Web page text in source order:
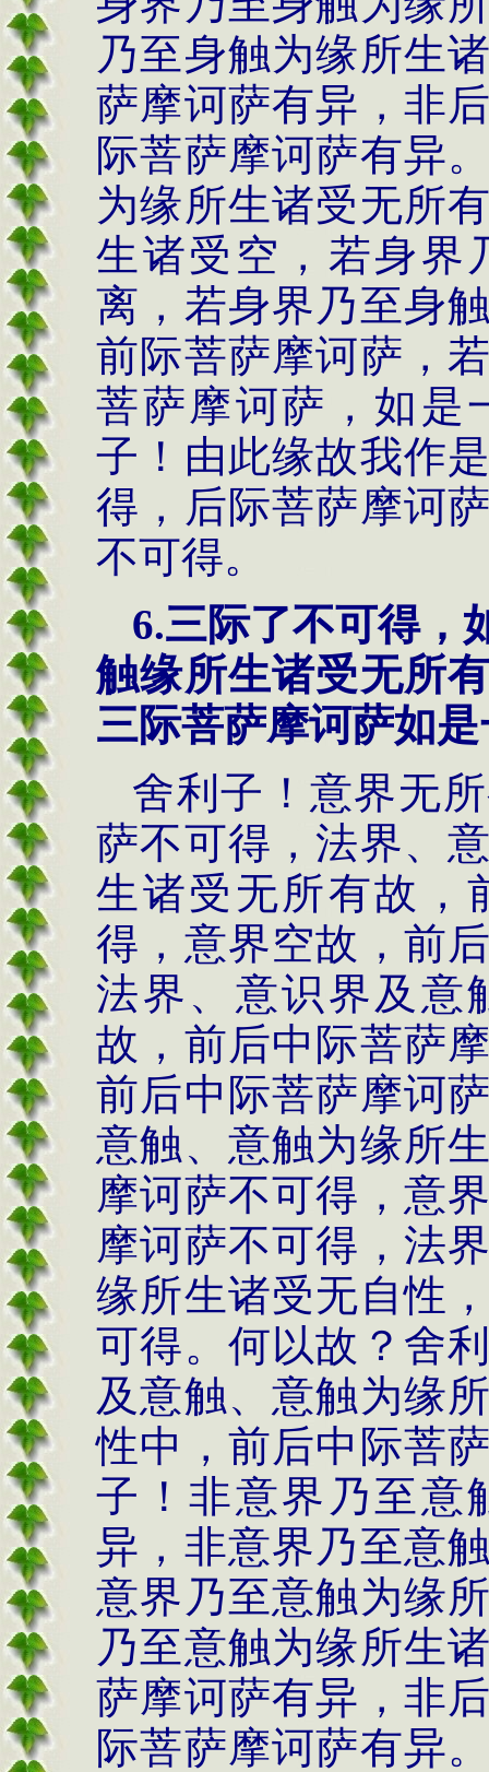
乃至身触为缘所生
萨摩诃萨有异，非
际菩萨摩诃萨有异
为缘所生诸受无所
生诸受空，若身界
离，若身界乃至身
前际菩萨摩诃萨，
菩萨摩诃萨，如是
子！由此缘故我作
得，后际菩萨摩诃
不可得。
6.三际了不可得，
触缘所生诸受无所
三际菩萨摩诃萨如
舍利子！意界无
萨不可得，法界、
生诸受无所有故，
得，意界空故，前
法界、意识界及意
故，前后中际菩萨
前后中际菩萨摩诃
意触、意触为缘所
摩诃萨不可得，意
摩诃萨不可得，法
缘所生诸受无自性
可得。何以故？舍
及意触、意触为缘
性中，前后中际菩
子！非意界乃至意
异，非意界乃至意
意界乃至意触为缘
乃至意触为缘所生
萨摩诃萨有异，非
际菩萨摩诃萨有异